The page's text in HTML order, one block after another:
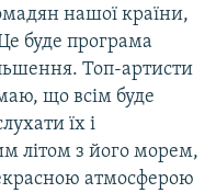
нашої країни,
буде програма
Топ-артисти
що всім буде
їх і
літом з його морем,
атмосферою